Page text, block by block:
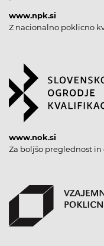
www.npk.si
Z nacionalno poklicno
www.nok.si
Za boljšo preglednost in